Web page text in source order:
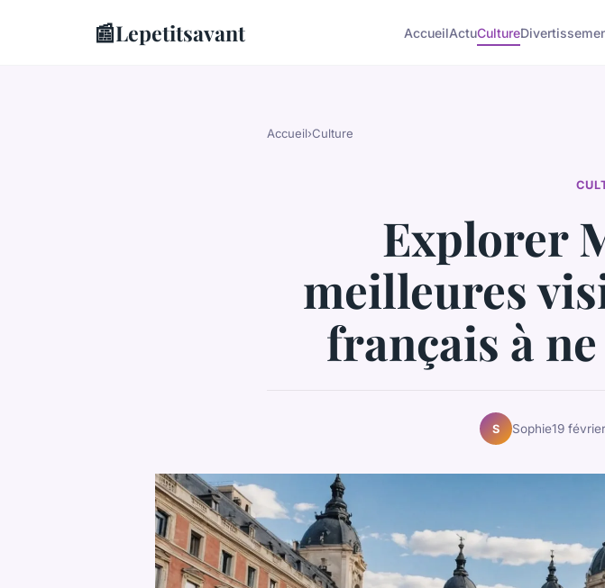
📰Lepetitsavant AccueilActuCulture
Accueil›Culture
Explorer
meilleures
français à
S Sophie19